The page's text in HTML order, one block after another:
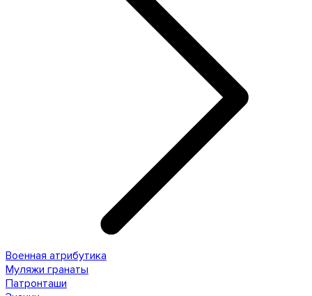
Военная атрибутика
Муляжи гранаты
Патронташи